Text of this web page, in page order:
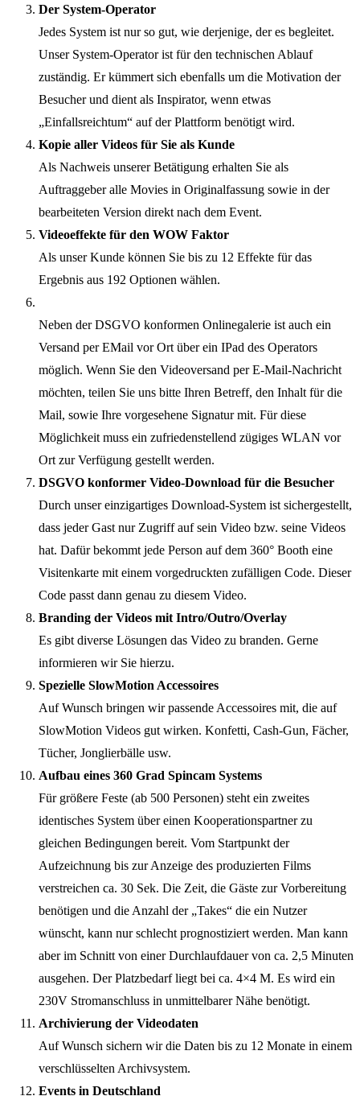
Der System-Operator
Jedes System ist nur so gut, wie derjenige, der es begleitet.
Unser System-Operator ist für den technischen Ablauf
zuständig. Er kümmert sich ebenfalls um die Motivation der
Besucher und dient als Inspirator, wenn etwas
„Einfallsreichtum“ auf der Plattform benötigt wird.
Kopie aller Videos für Sie als Kunde
Als Nachweis unserer Betätigung erhalten Sie als
Auftraggeber alle Movies in Originalfassung sowie in der
bearbeiteten Version direkt nach dem Event.
Videoeffekte für den WOW Faktor
Als unser Kunde können Sie bis zu 12 Effekte für das
Ergebnis aus 192 Optionen wählen.
Neben der DSGVO konformen Onlinegalerie ist auch ein
Versand per EMail vor Ort über ein IPad des Operators
möglich. Wenn Sie den Videoversand per E-Mail-Nachricht
möchten, teilen Sie uns bitte Ihren Betreff, den Inhalt für die
Mail, sowie Ihre vorgesehene Signatur mit. Für diese
Möglichkeit muss ein zufriedenstellend zügiges WLAN vor
Ort zur Verfügung gestellt werden.
DSGVO konformer Video-Download für die Besucher
Durch unser einzigartiges Download-System ist sichergestellt,
dass jeder Gast nur Zugriff auf sein Video bzw. seine Videos
hat. Dafür bekommt jede Person auf dem 360° Booth eine
Visitenkarte mit einem vorgedruckten zufälligen Code. Dieser
Code passt dann genau zu diesem Video.
Branding der Videos mit Intro/Outro/Overlay
Es gibt diverse Lösungen das Video zu branden. Gerne
informieren wir Sie hierzu.
Spezielle SlowMotion Accessoires
Auf Wunsch bringen wir passende Accessoires mit, die auf
SlowMotion Videos gut wirken. Konfetti, Cash-Gun, Fächer,
Tücher, Jonglierbälle usw.
Aufbau eines 360 Grad Spincam Systems
Für größere Feste (ab 500 Personen) steht ein zweites
identisches System über einen Kooperationspartner zu
gleichen Bedingungen bereit. Vom Startpunkt der
Aufzeichnung bis zur Anzeige des produzierten Films
verstreichen ca. 30 Sek. Die Zeit, die Gäste zur Vorbereitung
benötigen und die Anzahl der „Takes“ die ein Nutzer
wünscht, kann nur schlecht prognostiziert werden. Man kann
aber im Schnitt von einer Durchlaufdauer von ca. 2,5 Minuten
ausgehen. Der Platzbedarf liegt bei ca. 4×4 M. Es wird ein
230V Stromanschluss in unmittelbarer Nähe benötigt.
Archivierung der Videodaten
Auf Wunsch sichern wir die Daten bis zu 12 Monate in einem
verschlüsselten Archivsystem.
Events in Deutschland